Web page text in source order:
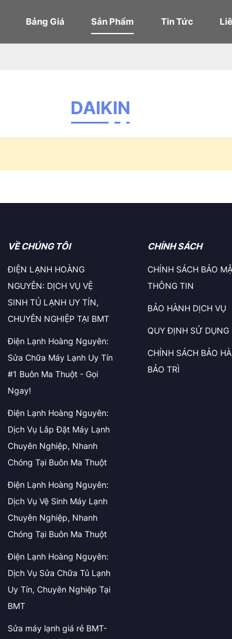
Bảng Giá Sản Phẩm Tin Tức
DAIKIN
VỀ CHÚNG TÔI
ĐIỆN LẠNH HOÀNG
NGUYÊN: DỊCH VỤ VỆ
SINH TỦ LẠNH UY TÍN,
CHUYÊN NGHIỆP TẠI BMT
Điện Lạnh Hoàng Nguyên:
Sửa Chữa Máy Lạnh Uy Tín
#1 Buôn Ma Thuột - Gọi
Ngay!
Điện Lạnh Hoàng Nguyên:
Dịch Vụ Lắp Đặt Máy Lạnh
Chuyên Nghiệp, Nhanh
Chóng Tại Buôn Ma Thuột
Điện Lạnh Hoàng Nguyên:
Dịch Vụ Vệ Sinh Máy Lạnh
Chuyên Nghiệp, Nhanh
Chóng Tại Buôn Ma Thuột
Điện Lạnh Hoàng Nguyên:
Dịch Vụ Sửa Chữa Tủ Lạnh
Uy Tín, Chuyên Nghiệp Tại
BMT
Sửa máy lạnh giá rẻ BMT-
CHÍNH SÁCH
CHÍNH SÁCH BẢO
THÔNG TIN
BẢO HÀNH DỊCH VỤ
QUY ĐỊNH SỬ DỤNG
CHÍNH SÁCH BẢO
BẢO TRÌ